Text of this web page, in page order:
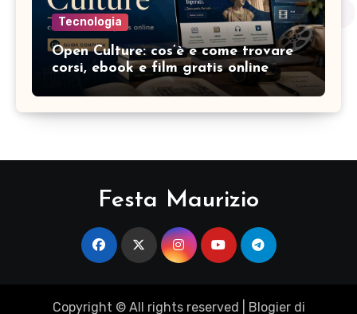
Tecnologia
Open Culture: cos’è e come trovare
corsi, ebook e film gratis online
Festa Maurizio
Copyright © All rights reserved Blogierdi